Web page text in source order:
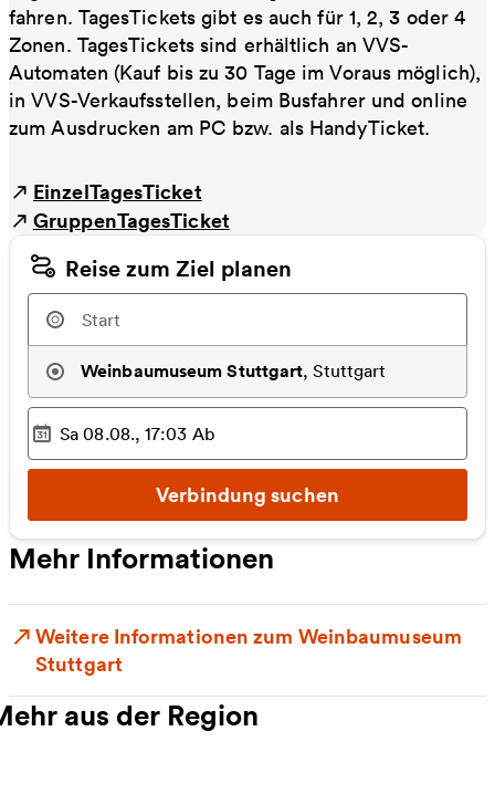
fahren. TagesTickets gibt es auch für 1, 2, 3 oder 4
Zonen. TagesTickets sind erhältlich an VVS-
Automaten (Kauf bis zu 30 Tage im Voraus möglich),
in VVS-Verkaufsstellen, beim Busfahrer und online
zum Ausdrucken am PC bzw. als HandyTicket.
EinzelTagesTicket
GruppenTagesTicket
Reise zum Ziel planen
Weinbaumuseum Stuttgart,Stuttgart
Ausgewählter Zeitpunkt
Sa 08.08., 17:03 Ab
Verbindung suchen
Mehr Informationen
Weitere Informationen zum Weinbaumuseum
Stuttgart
aus der Region